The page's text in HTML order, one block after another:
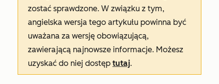
zostać sprawdzone. W związku z tym,
angielska wersja tego artykułu powinna być
uważana za wersję obowiązującą,
zawierającą najnowsze informacje. Możesz
uzyskać do niej dostęp tutaj.